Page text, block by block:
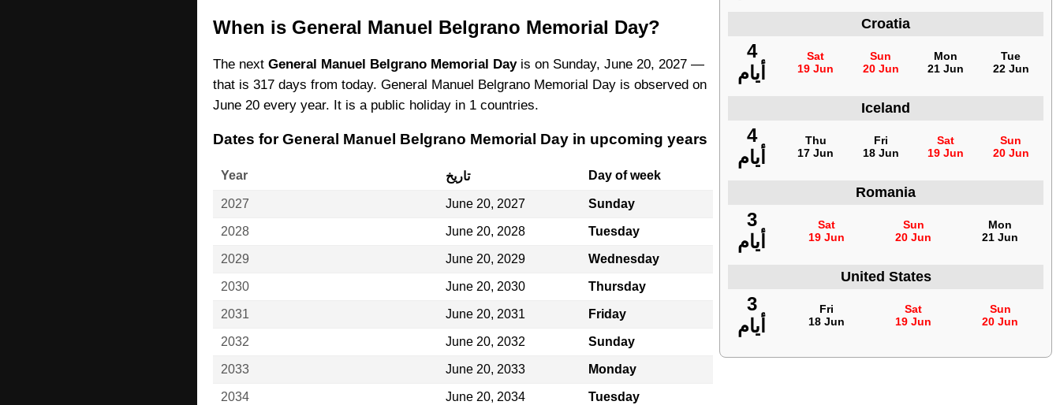
When is General Manuel Belgrano Memorial Day?
The next General Manuel Belgrano Memorial Dayis on Sunday, June 20, 2027 —
that is 317 days from today. General Manuel Belgrano Memorial Day is observed on
June 20 every year. It is a public holiday in 1 countries.
Dates for General Manuel Belgrano Memorial Day in upcoming years
Year تاريخ Day of week
2027 June 20, 2027 Sunday
2028 June 20, 2028 Tuesday
2029 June 20, 2029 Wednesday
2030 June 20, 2030 Thursday
2031 June 20, 2031 Friday
2032 June 20, 2032 Sunday
2033 June 20, 2033 Monday
2034 June 20, 2034 Tuesday
Croatia
4
أيام
Sat
19 Jun
Sun
20 Jun
Mon
21 Jun
Tue
22 Jun
Iceland
4
أيام
Thu
17 Jun
Fri
18 Jun
Sat
19 Jun
Sun
20 Jun
Romania
3
أيام
Sat
19 Jun
Sun
20 Jun
Mon
21 Jun
United States
3
أيام
Fri
18 Jun
Sat
19 Jun
Sun
20 Jun